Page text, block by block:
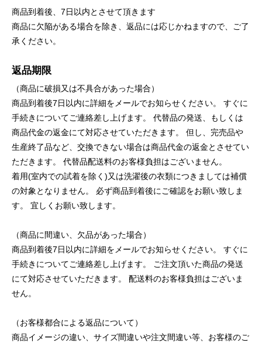
商品到着後、7日以内とさせて頂きます
商品に欠陥がある場合を除き、返品には応じかねますので、ご了
承ください。
返品期限
（商品に破損又は不具合があった場合）
商品到着後7日以内に詳細をメールでお知らせください。 すぐに
手続きについてご連絡差し上げます。 代替品の発送、もしくは
商品代金の返金にて対応させていただきます。 但し、完売品や
生産終了品など、交換できない場合は商品代金の返金とさせてい
ただきます。 代替品配送料のお客様負担はございません。
着用(室内での試着を除く)又は洗濯後の衣類につきましては補償
の対象となりません。 必ず商品到着後にご確認をお願い致しま
す。 宜しくお願い致します。
（商品に間違い、欠品があった場合）
商品到着後7日以内に詳細をメールでお知らせください。 すぐに
手続きについてご連絡差し上げます。 ご注文頂いた商品の発送
にて対応させていただきます。 配送料のお客様負担はございま
せん。
（お客様都合による返品について）
商品イメージの違い、サイズ間違いや注文間違い等、お客様のご